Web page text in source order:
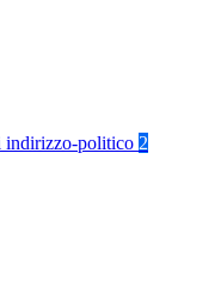
indirizzo-politico 2